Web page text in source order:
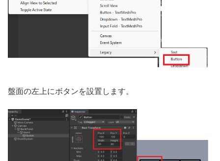
盤面の左上にボタンを設置します。